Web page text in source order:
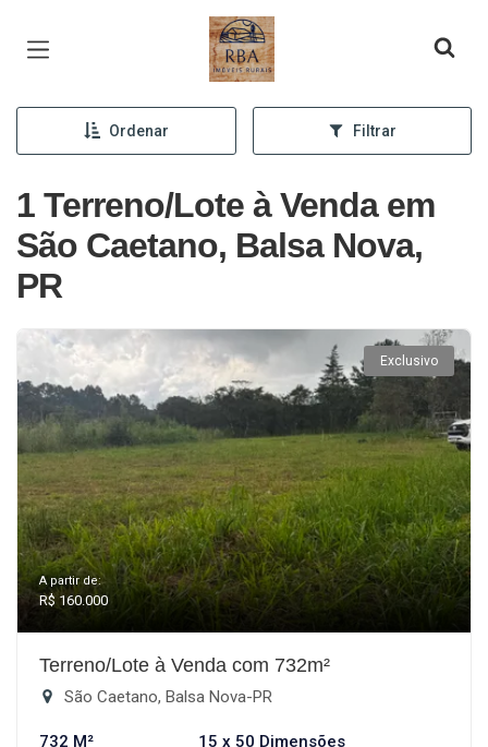
Página inicial
Ordenar Filtrar
1 Terreno/Lote à Venda em
São Caetano, Balsa Nova,
PR
Exclusivo
A partir de:
R$ 160.000
Terreno/Lote à Venda com 732m²
São Caetano, Balsa Nova-PR
732 M² 15 x 50 Dimensões